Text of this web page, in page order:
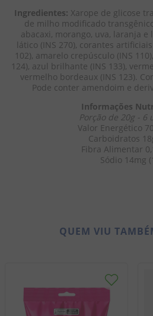
Ingredientes: Xarope de glicose
de milho modificado
abacaxi, morango, uva, laranja
lático (INS 270), corantes
102), amarelo crepúsculo (INS
124), azul brilhante (INS 133),
vermelho bordeaux (INS 123).
Pode conter amendoim e
Informações
Porção de 20g - 6
Valor Energético
Carboidratos
Fibra Alimentar
Sódio 14mg
QUEM VIU